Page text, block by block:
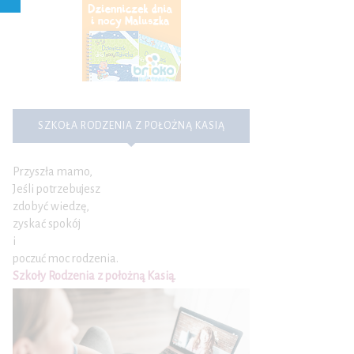
SZKOŁA RODZENIA Z POŁOŻNĄ KASIĄ
Przyszła mamo,
Jeśli potrzebujesz
zdobyć wiedzę,
zyskać spokój
i
poczuć moc rodzenia.
Szkoły Rodzenia z położną Kasią.